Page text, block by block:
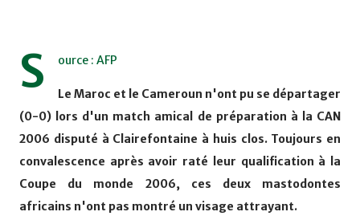
S ource : AFP
Le Maroc et le Cameroun n'ont pu se départager
(0-0) lors d'un match amical de préparation à la CAN
2006 disputé à Clairefontaine à huis clos. Toujours en
convalescence après avoir raté leur qualification à la
Coupe du monde 2006, ces deux mastodontes
africains n'ont pas montré un visage attrayant.